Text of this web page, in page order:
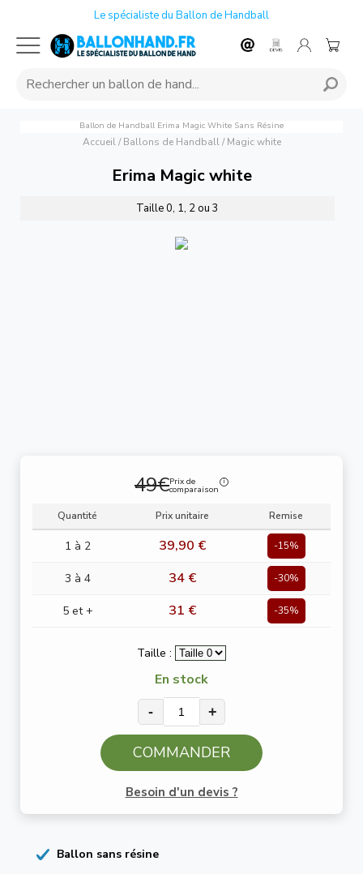
Le spécialiste du Ballon de Handball
Ballon de Handball Erima Magic White Sans Résine
Accueil/ Ballons de Handball/ Magic white
Erima Magic white
Taille 0, 1, 2 ou 3
49€Prix de
comparaison
Quantité Prix unitaire Remise
1 à 2 39,90 € -15%
3 à 4 34 € -30%
5 et + 31 € -35%
Taille :
En stock
- +
COMMANDER
Besoin d'un devis ?
Ballon sans résine